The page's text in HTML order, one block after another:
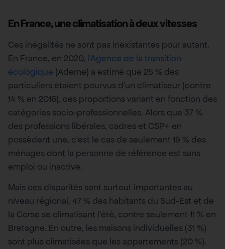
En France, une climatisation à deux vitesses
Ces inégalités ne sont pas inexistantes pour autant.
En France, en 2020, l’Agence de la transition
écologique (Ademe) a estimé que 25 % des
particuliers étaient pourvus d’un climatiseur (contre
14 % en 2016), ces proportions variant en fonction des
catégories socio-professionnelles. Alors que 37 %
des professions libérales, cadres et CSP+ en
possèdent une, c’est le cas de seulement 19 % des
ménages dont la personne de référence est sans
emploi ou inactive.
Mais ces disparités sont surtout importantes au
niveau régional, 47 % des habitants du Sud-Est et de
la Corse se climatisant l’été, contre seulement 11 % en
Bretagne. En outre, les maisons individuelles (31 %)
sont plus climatisées que les appartements (20 %).